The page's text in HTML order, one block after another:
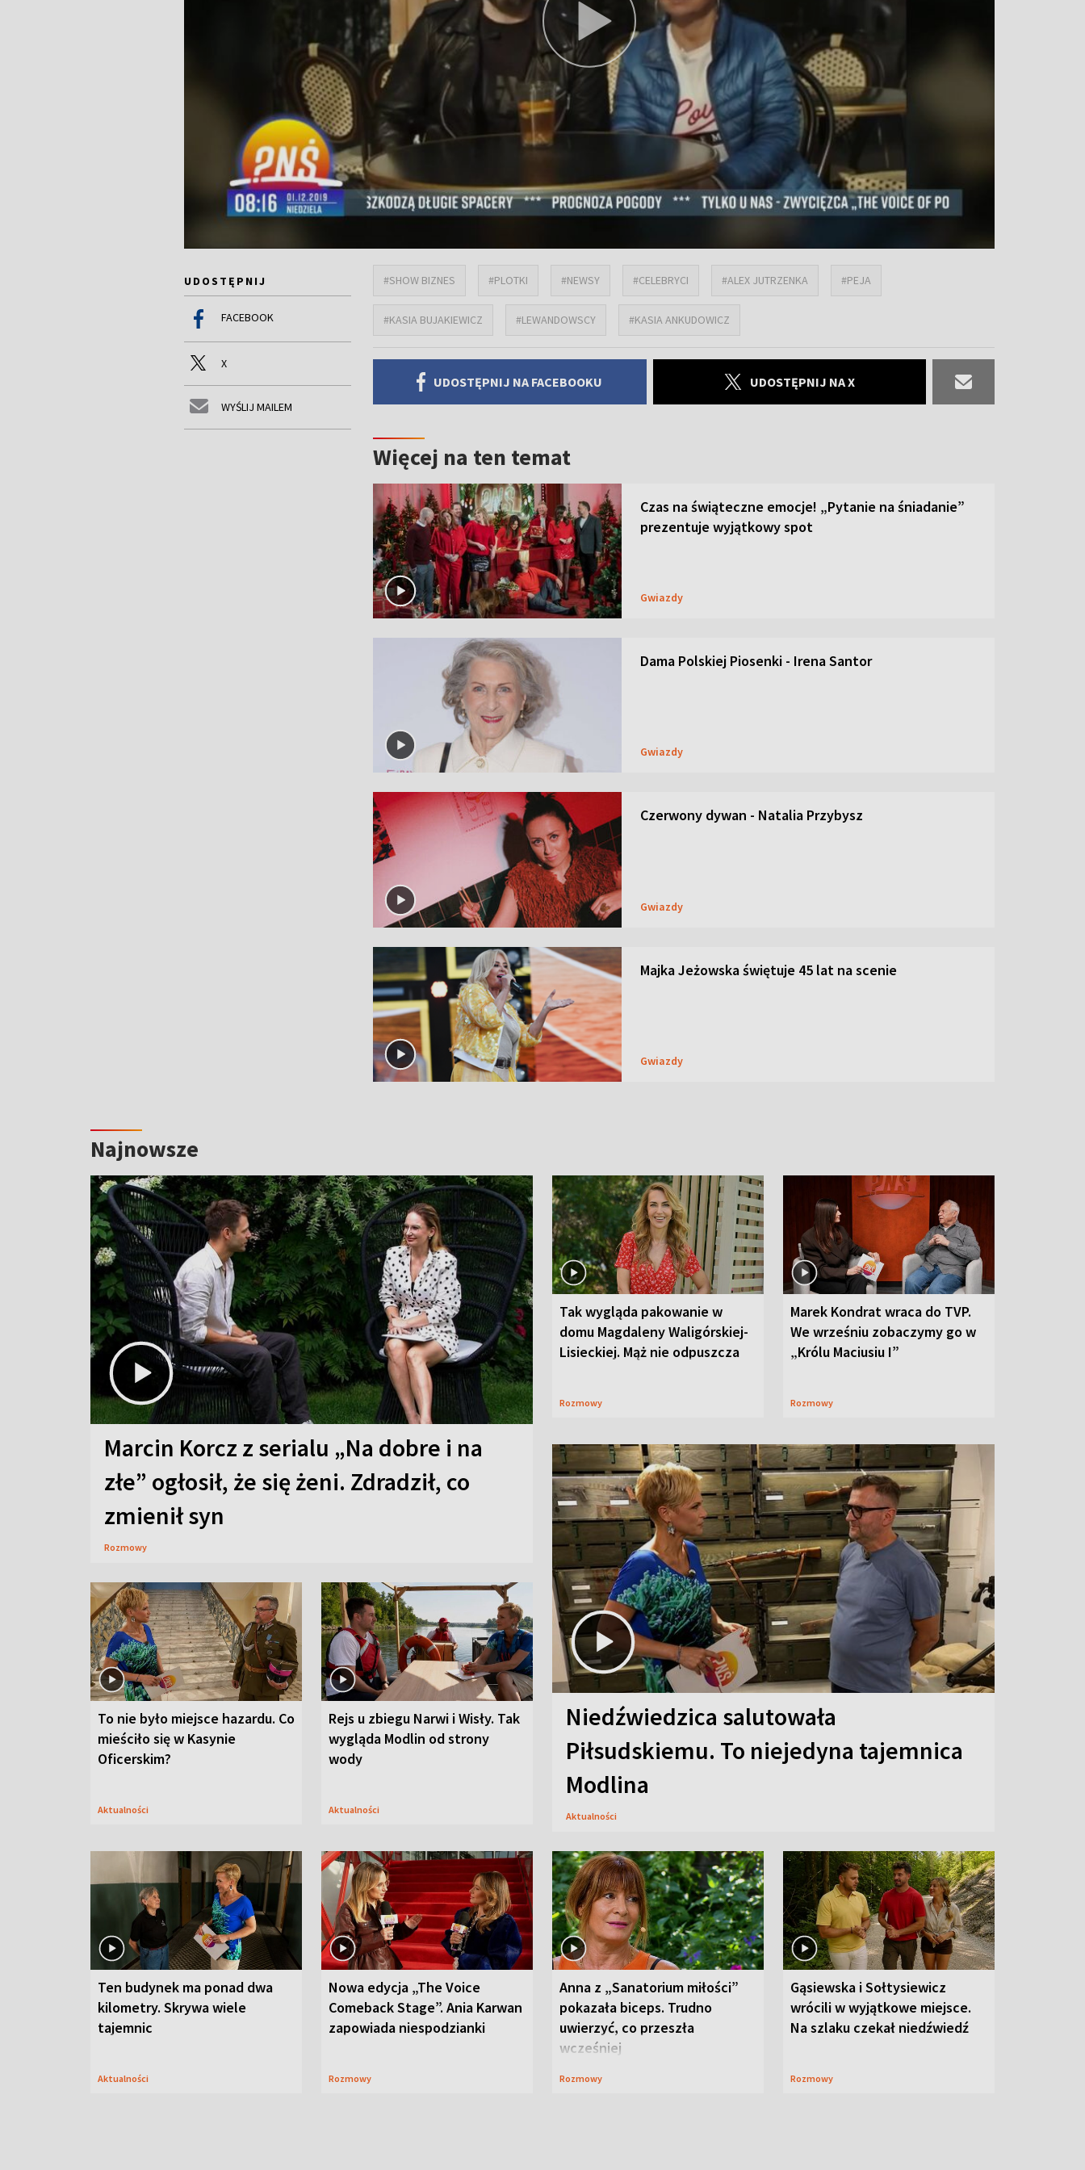
UDOSTĘPNIJ
FACEBOOK
X
WYŚLIJ MAILEM
#SHOW BIZNES #PLOTKI #NEWSY #CELEBRYCI #ALEX JUTRZENKA #PEJA
#KASIA BUJAKIEWICZ #LEWANDOWSCY #KASIA ANKUDOWICZ
UDOSTĘPNIJ NA FACEBOOKU UDOSTĘPNIJ NA X
Więcej na ten temat
Czas na świąteczne emocje! „Pytanie na śniadanie”
prezentuje wyjątkowy spot
Gwiazdy
Dama Polskiej Piosenki - Irena Santor
Gwiazdy
Czerwony dywan - Natalia Przybysz
Gwiazdy
Majka Jeżowska świętuje 45 lat na scenie
Gwiazdy
Najnowsze
Marcin Korcz z serialu „Na dobre i na
złe” ogłosił, że się żeni. Zdradził, co
zmienił syn
Rozmowy
Tak wygląda pakowanie w
domu Magdaleny Waligórskiej-
Lisieckiej. Mąż nie odpuszcza
Rozmowy
Marek Kondrat wraca do TVP.
We wrześniu zobaczymy go w
„Królu Maciusiu I”
Rozmowy
To nie było miejsce hazardu. Co
mieściło się w Kasynie
Oficerskim?
Aktualności
Rejs u zbiegu Narwi i Wisły. Tak
wygląda Modlin od strony
wody
Aktualności
Niedźwiedzica salutowała
Piłsudskiemu. To niejedyna tajemnica
Modlina
Aktualności
Ten budynek ma ponad dwa
kilometry. Skrywa wiele
tajemnic
Aktualności
Nowa edycja „The Voice
Comeback Stage”. Ania Karwan
zapowiada niespodzianki
Rozmowy
Anna z „Sanatorium miłości”
pokazała biceps. Trudno
uwierzyć, co przeszła
wcześniej
Rozmowy
Gąsiewska i Sołtysiewicz
wrócili w wyjątkowe miejsce.
Na szlaku czekał niedźwiedź
Rozmowy